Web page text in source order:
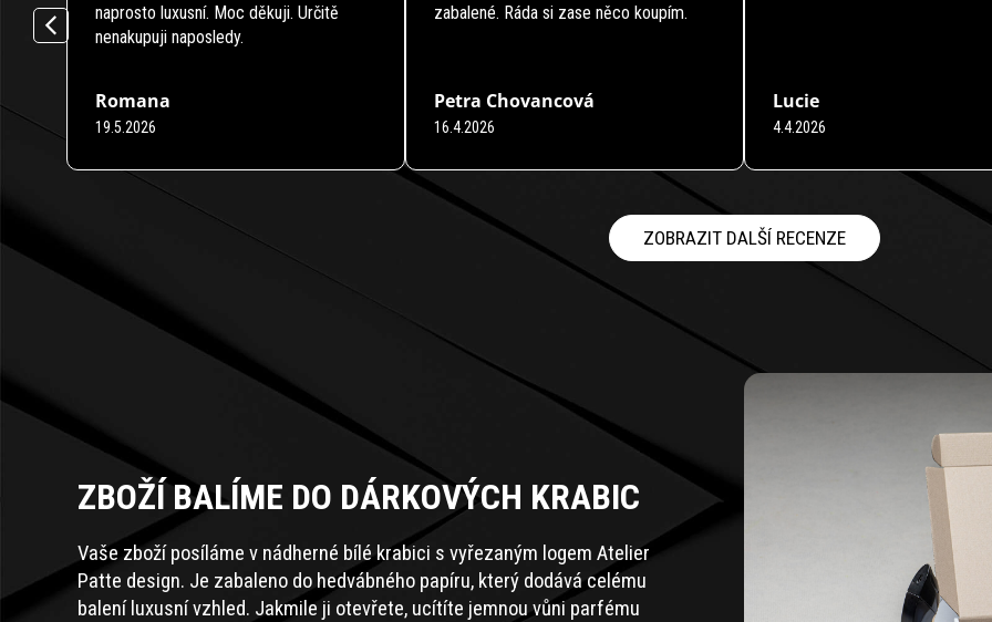
Romana
Hodnocení obchodu je 5 z 5 hvězdiček.
19.5.2026
naprosto luxusní. Moc děkuji. Určitě
nenakupuji naposledy.
Petra Chovancová
Hodnocení obchodu je 5 z 5 hvězdiček.
16.4.2026
zabalené. Ráda si zase něco koupím.
Lucie
Hodnocení obchodu je 5 z 5
4.4.2026
ZOBRAZIT DALŠÍ RECENZE
ZBOŽÍ BALÍME DO DÁRKOVÝCH KRABIC
Vaše zboží posíláme v nádherné bílé krabici s vyřezaným logem Atelier
Patte design. Je zabaleno do hedvábného papíru, který dodává celému
balení luxusní vzhled. Jakmile ji otevřete, ucítíte jemnou vůni parfému